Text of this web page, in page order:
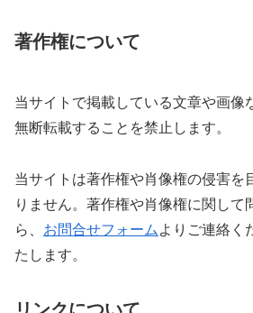
著作権について
当サイトで掲載している文章や画像
無断転載することを禁止します。
当サイトは著作権や肖像権の侵害を
りません。著作権や肖像権に関して
ら、 お問合せフォーム よりご連絡く
たします。